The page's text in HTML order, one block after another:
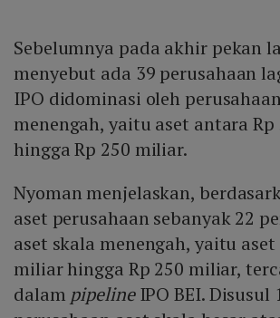
Sebelumnya pada akhir pekan
menyebut ada 39 perusahaan
IPO didominasi oleh
menengah, yaitu aset antara
hingga Rp 250 miliar.
Nyoman menjelaskan,
aset perusahaan sebanyak 22
aset skala menengah, yaitu
miliar hingga Rp 250 miliar,
dalam pipelineIPO BEI. Disusul